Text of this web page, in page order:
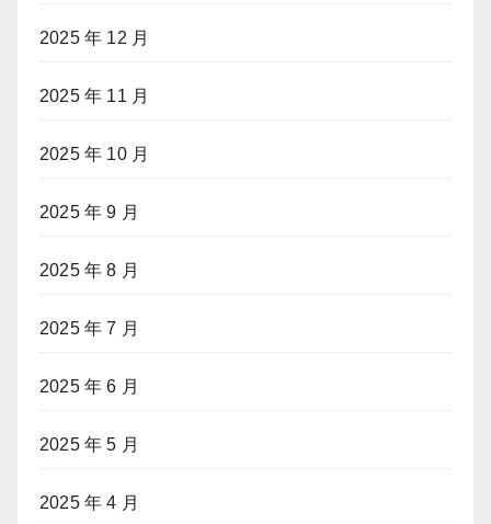
2025 年 12 月
2025 年 11 月
2025 年 10 月
2025 年 9 月
2025 年 8 月
2025 年 7 月
2025 年 6 月
2025 年 5 月
2025 年 4 月